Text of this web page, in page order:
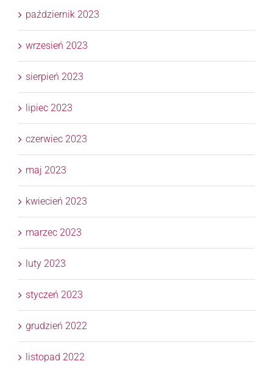
październik 2023
wrzesień 2023
sierpień 2023
lipiec 2023
czerwiec 2023
maj 2023
kwiecień 2023
marzec 2023
luty 2023
styczeń 2023
grudzień 2022
listopad 2022